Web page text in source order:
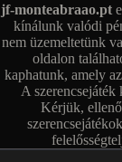
jf-monteabraao.pt
kínálunk valódi
nem üzemeltetünk
oldalon
kaphatunk, amely
A szerencsejáték
Kérjük,